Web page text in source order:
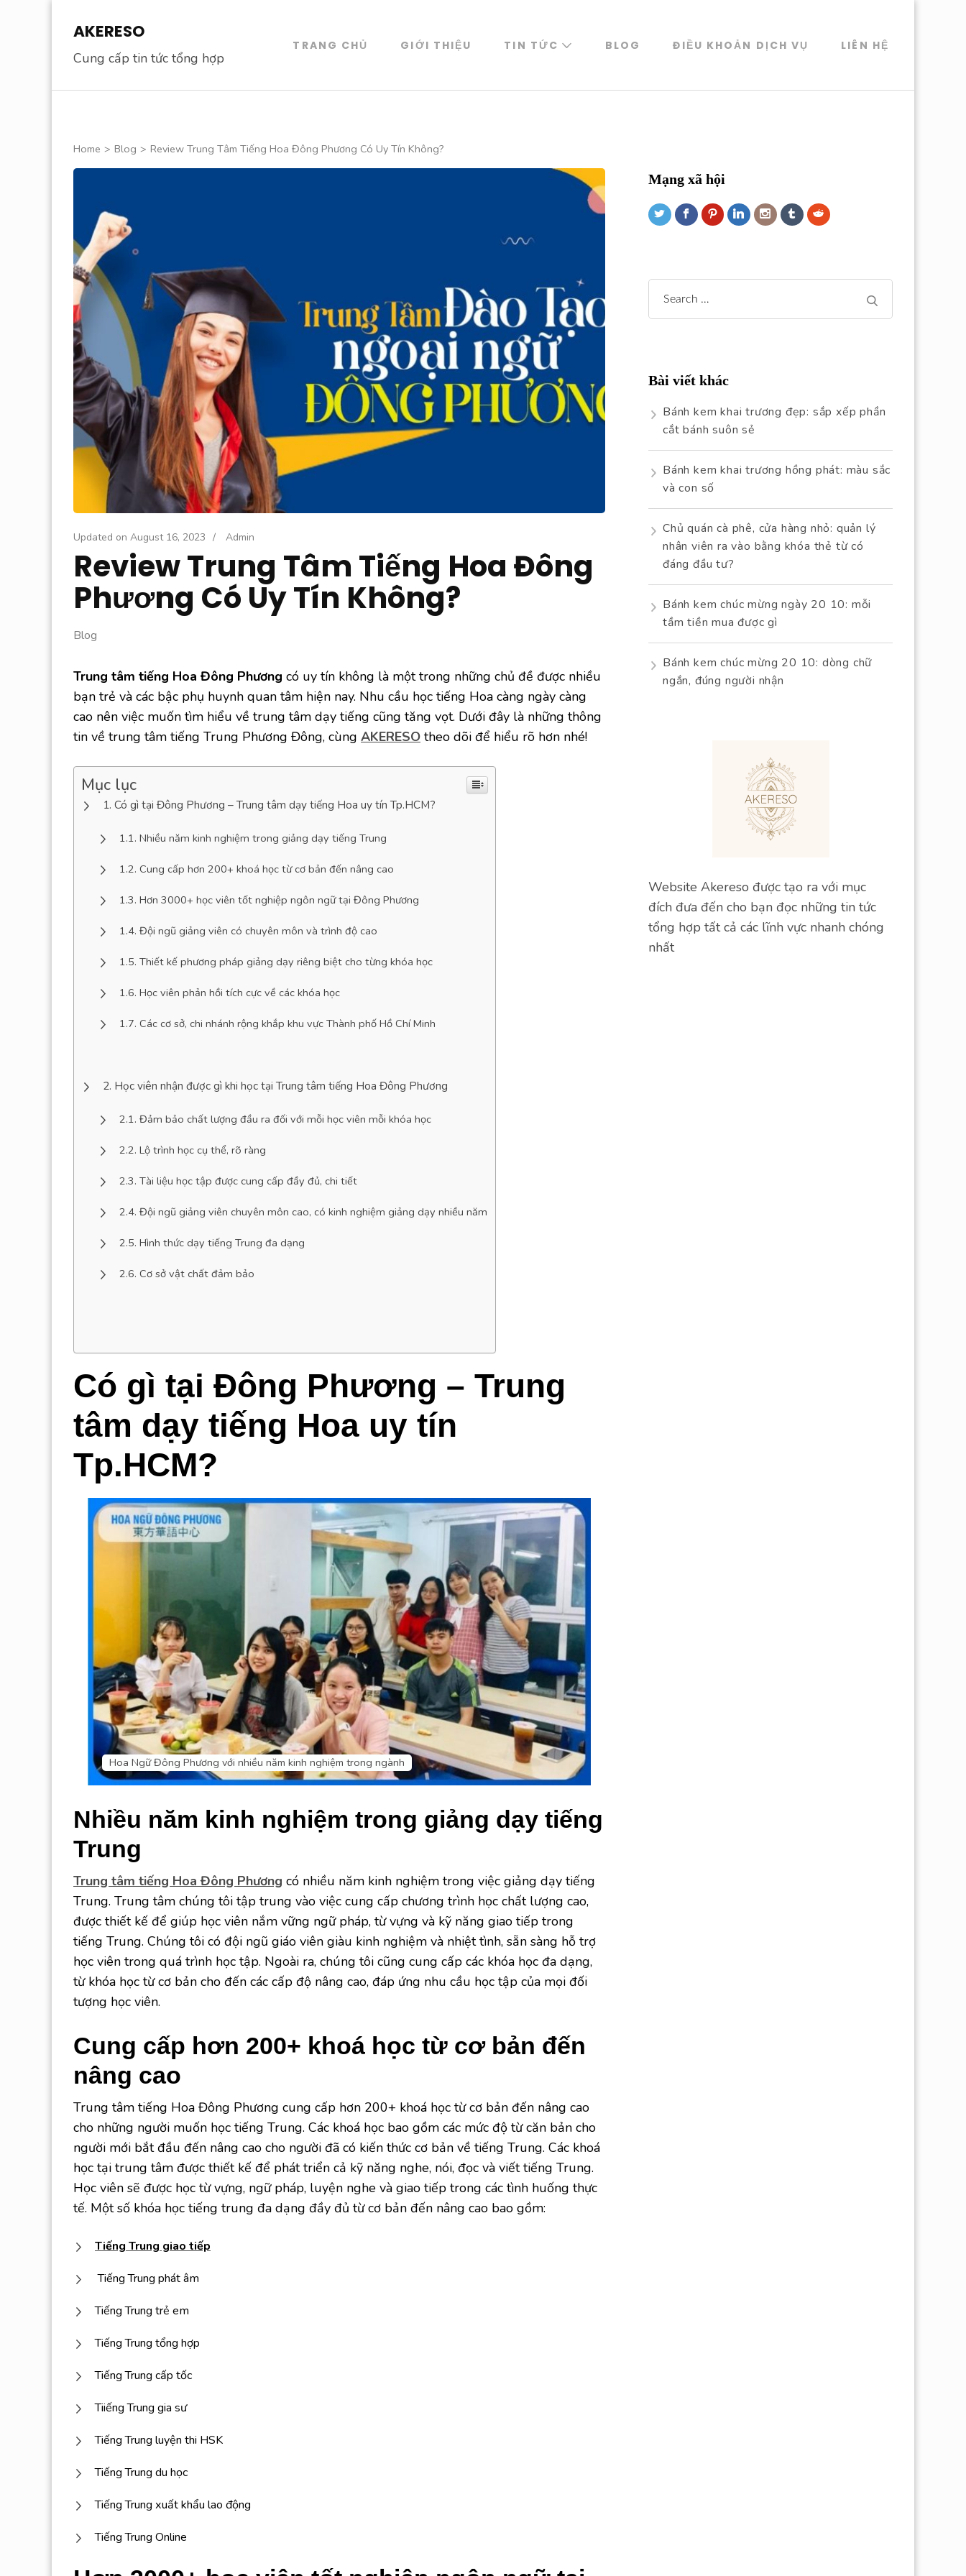
content
Enter)
AKERESO
Cung cấp tin tức tổng hợp
TRANG CHỦ GIỚI THIỆU TIN TỨC BLOG ĐIỀU KHOẢN DỊCH VỤ LIÊN HỆ
Home > Blog > Review Trung Tâm Tiếng Hoa Đông Phương Có Uy Tín Không?
Updated on August 16, 2023 / Admin
Review Trung Tâm Tiếng Hoa Đông
Phương Có Uy Tín Không?
Blog
Trung tâm tiếng Hoa Đông Phương có uy tín không là một trong những chủ đề được nhiều
bạn trẻ và các bậc phụ huynh quan tâm hiện nay. Nhu cầu học tiếng Hoa càng ngày càng
cao nên việc muốn tìm hiểu về trung tâm dạy tiếng cũng tăng vọt. Dưới đây là những thông
tin về trung tâm tiếng Trung Phương Đông, cùng AKERESO theo dõi để hiểu rõ hơn nhé!
Mục lục
Có gì tại Đông Phương – Trung tâm dạy tiếng Hoa uy tín Tp.HCM?
Nhiều năm kinh nghiệm trong giảng dạy tiếng Trung
Cung cấp hơn 200+ khoá học từ cơ bản đến nâng cao
Hơn 3000+ học viên tốt nghiệp ngôn ngữ tại Đông Phương
Đội ngũ giảng viên có chuyên môn và trình độ cao
Thiết kế phương pháp giảng dạy riêng biệt cho từng khóa học
Học viên phản hồi tích cực về các khóa học
Các cơ sở, chi nhánh rộng khắp khu vực Thành phố Hồ Chí Minh
Học viên nhận được gì khi học tại Trung tâm tiếng Hoa Đông Phương
Đảm bảo chất lượng đầu ra đối với mỗi học viên mỗi khóa học
Lộ trình học cụ thể, rõ ràng
Tài liệu học tập được cung cấp đầy đủ, chi tiết
Đội ngũ giảng viên chuyên môn cao, có kinh nghiệm giảng dạy nhiều năm
Hình thức dạy tiếng Trung đa dạng
Cơ sở vật chất đảm bảo
Có gì tại Đông Phương – Trung
tâm dạy tiếng Hoa uy tín
Tp.HCM?
Hoa Ngữ Đông Phương với nhiều năm kinh nghiệm trong ngành
Nhiều năm kinh nghiệm trong giảng dạy tiếng
Trung
Trung tâm tiếng Hoa Đông Phương có nhiều năm kinh nghiệm trong việc giảng dạy tiếng
Trung. Trung tâm chúng tôi tập trung vào việc cung cấp chương trình học chất lượng cao,
được thiết kế để giúp học viên nắm vững ngữ pháp, từ vựng và kỹ năng giao tiếp trong
tiếng Trung. Chúng tôi có đội ngũ giáo viên giàu kinh nghiệm và nhiệt tình, sẵn sàng hỗ trợ
học viên trong quá trình học tập. Ngoài ra, chúng tôi cũng cung cấp các khóa học đa dạng,
từ khóa học từ cơ bản cho đến các cấp độ nâng cao, đáp ứng nhu cầu học tập của mọi đối
tượng học viên.
Cung cấp hơn 200+ khoá học từ cơ bản đến
nâng cao
Trung tâm tiếng Hoa Đông Phương cung cấp hơn 200+ khoá học từ cơ bản đến nâng cao
cho những người muốn học tiếng Trung. Các khoá học bao gồm các mức độ từ căn bản cho
người mới bắt đầu đến nâng cao cho người đã có kiến thức cơ bản về tiếng Trung. Các khoá
học tại trung tâm được thiết kế để phát triển cả kỹ năng nghe, nói, đọc và viết tiếng Trung.
Học viên sẽ được học từ vựng, ngữ pháp, luyện nghe và giao tiếp trong các tình huống thực
tế. Một số khóa học tiếng trung đa dạng đầy đủ từ cơ bản đến nâng cao bao gồm:
Tiếng Trung giao tiếp
Tiếng Trung phát âm
Tiếng Trung trẻ em
Tiếng Trung tổng hợp
Tiếng Trung cấp tốc
Tiiếng Trung gia sư
Tiếng Trung luyện thi HSK
Tiếng Trung du học
Tiếng Trung xuất khẩu lao động
Tiếng Trung Online
Mạng xã hội
Search
for:
Bài viết khác
Bánh kem khai trương đẹp: sắp xếp phần
cắt bánh suôn sẻ
Bánh kem khai trương hồng phát: màu sắc
và con số
Chủ quán cà phê, cửa hàng nhỏ: quản lý
nhân viên ra vào bằng khóa thẻ từ có
đáng đầu tư?
Bánh kem chúc mừng ngày 20 10: mỗi
tầm tiền mua được gì
Bánh kem chúc mừng 20 10: dòng chữ
ngắn, đúng người nhận
Website Akereso được tạo ra với mục
đích đưa đến cho bạn đọc những tin tức
tổng hợp tất cả các lĩnh vực nhanh chóng
nhất